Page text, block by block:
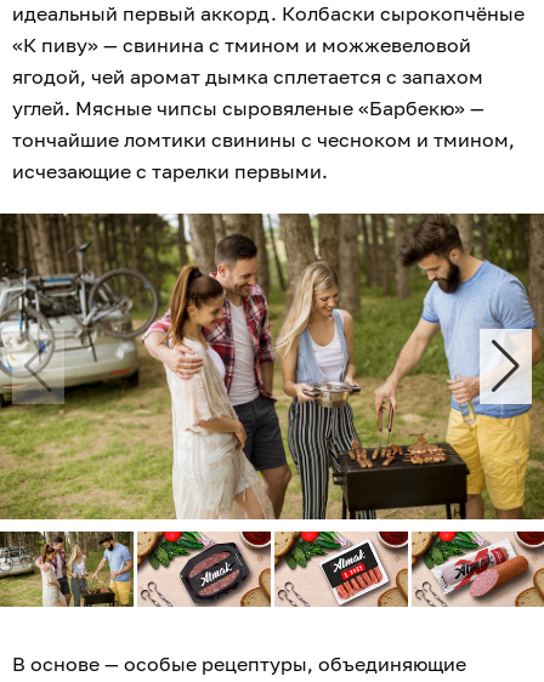
идеальный первый аккорд. Колбаски сырокопчёные
«К пиву» — свинина с тмином и можжевеловой
ягодой, чей аромат дымка сплетается с запахом
углей. Мясные чипсы сыровяленые «Барбекю» —
тончайшие ломтики свинины с чесноком и тмином,
исчезающие с тарелки первыми.
В основе — особые рецептуры, объединяющие